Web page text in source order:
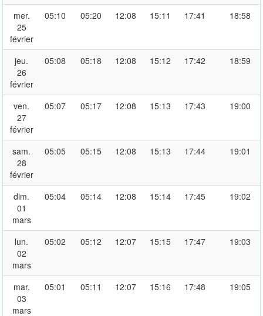
mer.
25
février
05:10 05:20 12:08 15:11 17:41 18:58
jeu.
26
février
05:08 05:18 12:08 15:12 17:42 18:59
ven.
27
février
05:07 05:17 12:08 15:13 17:43 19:00
sam.
28
février
05:05 05:15 12:08 15:13 17:44 19:01
dim.
01
mars
05:04 05:14 12:08 15:14 17:45 19:02
lun.
02
mars
05:02 05:12 12:07 15:15 17:47 19:03
mar.
03
mars
05:01 05:11 12:07 15:16 17:48 19:05